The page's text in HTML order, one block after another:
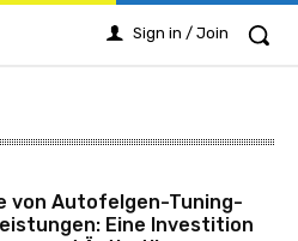
Sign in / Join
von Autofelgen-Tuning-
Eine Investition